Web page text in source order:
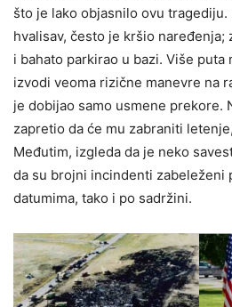
što je lako objasnilo ovu tragediju.
hvalisav, često je kršio naređenja;
i bahato parkirao u bazi. Više puta
izvodi veoma rizične manevre na
je dobijao samo usmene prekore.
zapretio da će mu zabraniti
Međutim, izgleda da je neko
da su brojni incindenti zabeleženi
datumima, tako i po sadržini.